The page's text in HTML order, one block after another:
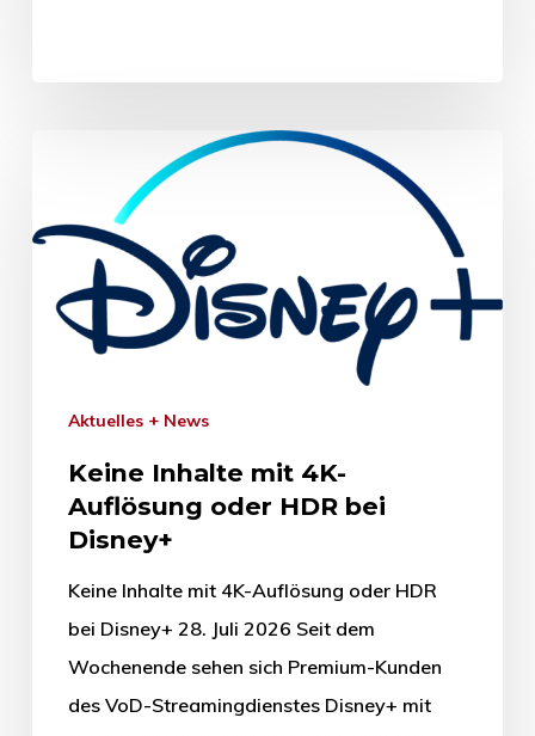
Aktuelles + News
Keine Inhalte mit 4K-
Auflösung oder HDR bei
Disney+
Keine Inhalte mit 4K-Auflösung oder HDR
bei Disney+ 28. Juli 2026 Seit dem
Wochenende sehen sich Premium-Kunden
des VoD-Streamingdienstes Disney+ mit